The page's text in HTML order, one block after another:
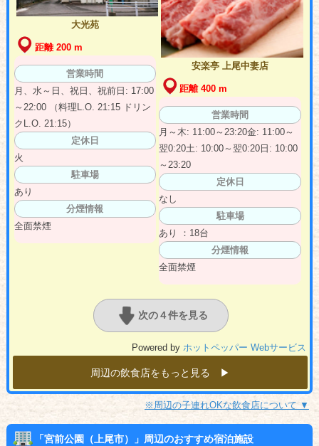
大光苑
距離 200 m
営業時間
月、水～日、祝日、祝前日: 17:00
～22:00 （料理L.O. 21:15 ドリン
クL.O. 21:15）
定休日
火
駐車場
あり
分煙情報
全面禁煙
安楽亭 上尾中妻店
距離 400 m
営業時間
月～木: 11:00～23:20金: 11:00～
翌0:20土: 10:00～翌0:20日: 10:00
～23:20
定休日
なし
駐車場
あり ：18台
分煙情報
全面禁煙
次の４件を見る
Powered by ホットペッパー Webサービス
周辺の飲食店をもっと見る ▶︎
※周辺の子連れOKな飲食店について ▼
「宮前公園（上尾市）」周辺のおすすめ宿泊施設